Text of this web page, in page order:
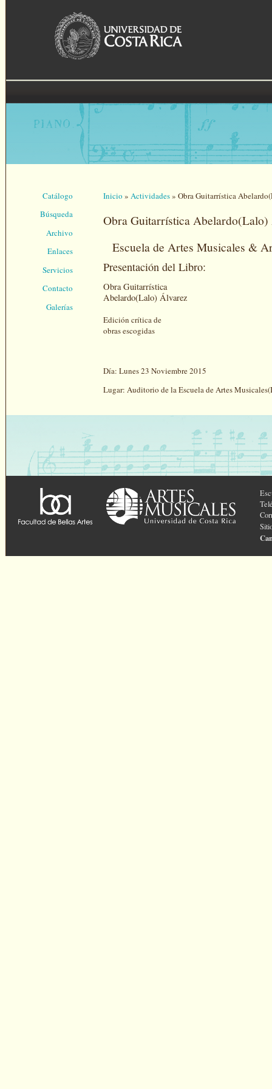
Se encuentra usted aquí
Inicio » Actividades» Obra Guitarrística
Obra Guitarrística Abelardo(Lalo)
Escuela de Artes Musicales &
Presentación del Libro:
Obra Guitarrística
Abelardo(Lalo) Álvarez
Edición crítica de
obras escogidas
Día: Lunes 23 Noviembre 2015
Lugar: Auditorio de la Escuela de Artes
Catálogo
Búsqueda
Archivo
Enlaces
Servicios
Contacto
Galerías